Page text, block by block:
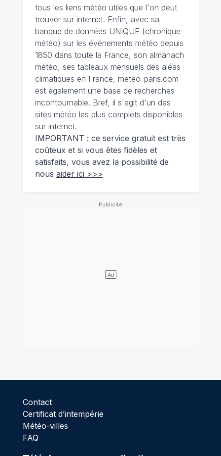
tous les liens météo utiles que l'on peut
trouver sur internet. Enfin, avec sa
banque de données UNIQUE (chronique
météo) sur les événements météo depuis
1850 dans toute la France, son almanach
météo, ses tableaux mensuels des aléas
climatiques en France, meteo-paris.com
est également une base de recherches
incontournable. Bref, il s'agit d'un des
sites météo les plus complets disponibles
sur internet.
IMPORTANT : ce service gratuit est très
coûteux et si vous êtes fidèles et
satisfaits, vous avez la possibilité de
nous aider ici >>>
Contact
Certificat d’intempérie
Météo-villes
FAQ